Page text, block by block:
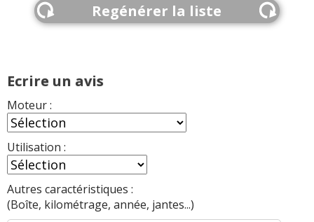
Regénérer la liste
Ecrire un avis
Moteur :
Utilisation :
Autres caractéristiques :
(Boîte, kilométrage, année, jantes...)